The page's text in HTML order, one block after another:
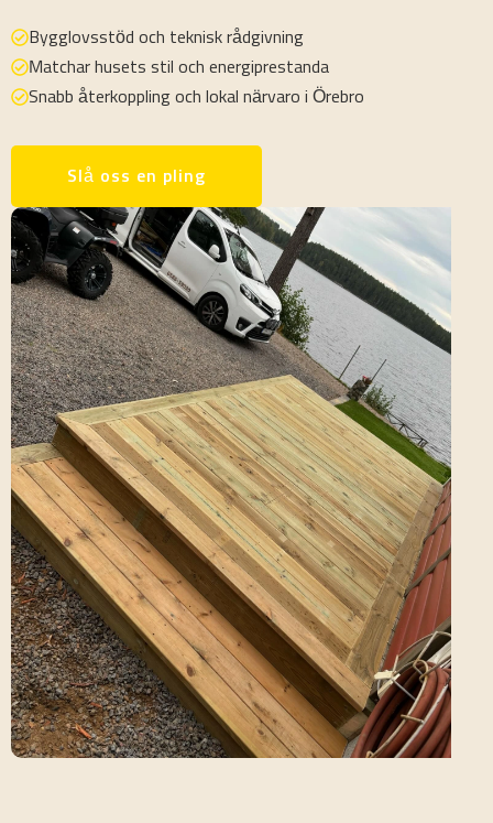
Bygglovsstöd och teknisk rådgivning
Matchar husets stil och energiprestanda
Snabb återkoppling och lokal närvaro i Örebro
Slå oss en pling